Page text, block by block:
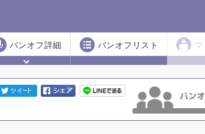
バンオフ詳細 バンオフリスト